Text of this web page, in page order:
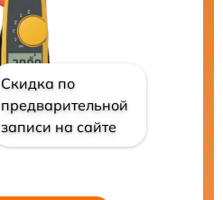
Скидка по
предварительной
записи на сайте